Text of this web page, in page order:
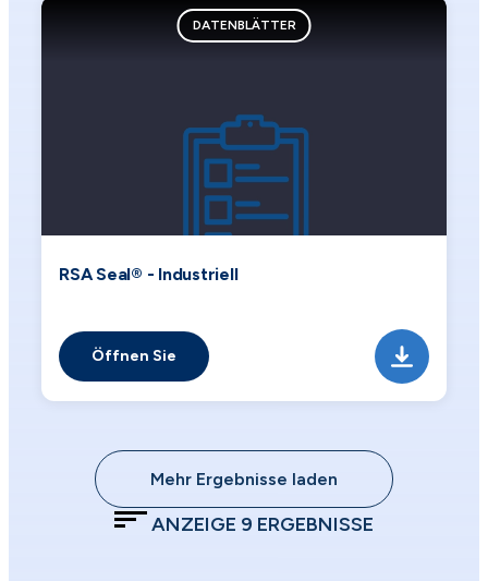
DATENBLÄTTER
RSA Seal® - Industriell
Öffnen Sie
Mehr Ergebnisse laden
ANZEIGE 9 ERGEBNISSE